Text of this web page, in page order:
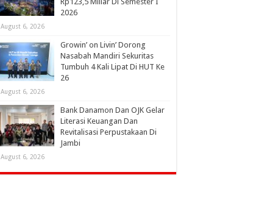
2026
August 6, 2026
Growin’ on Livin’ Dorong
Nasabah Mandiri Sekuritas
Tumbuh 4 Kali Lipat Di HUT Ke
26
August 6, 2026
Bank Danamon Dan OJK Gelar
Literasi Keuangan Dan
Revitalisasi Perpustakaan Di
Jambi
August 6, 2026